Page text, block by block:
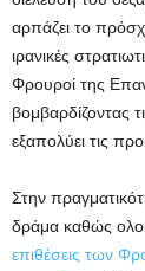
αρπάζει το
ιρανικές
Φρουροί της
βομβαρδίζοντας
εξαπολύει τις
Στην
δράμα καθώς
επιθέσεις των